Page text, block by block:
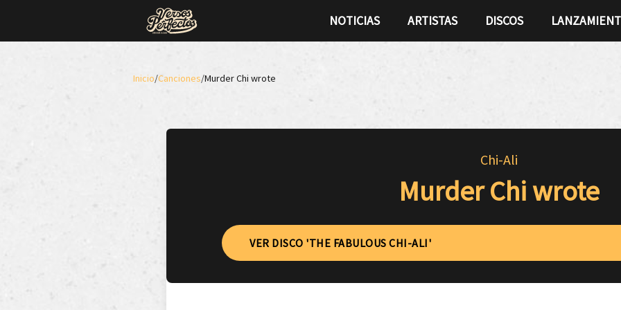
NOTICIAS ARTISTAS DISCOS
Inicio/Canciones/Murder Chi wrote
Chi-Ali
Murder Chi wrote
VER DISCO 'THE FABULOUS CHI-ALI'